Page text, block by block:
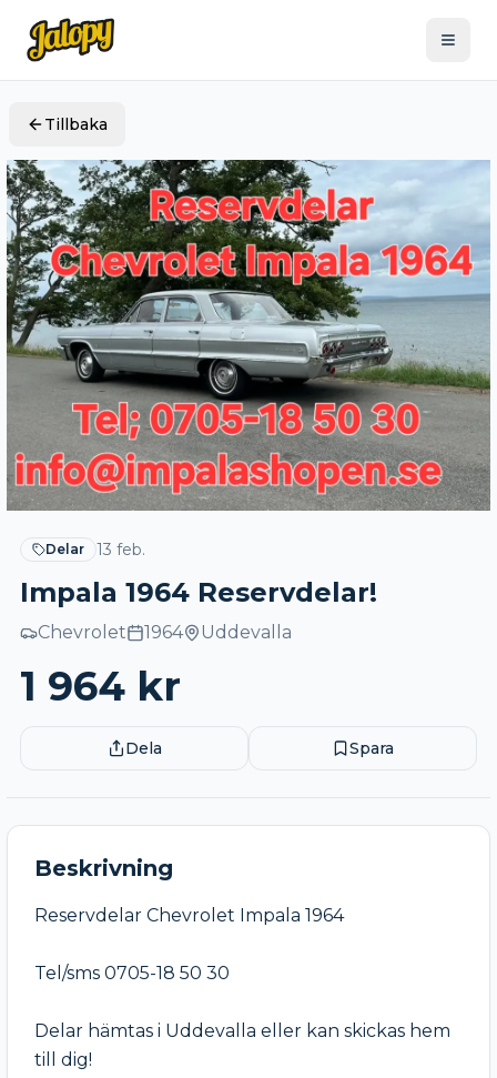
Tillbaka
Delar 13 feb.
Impala 1964 Reservdelar!
Chevrolet 1964 Uddevalla
1 964 kr
Dela Spara
Beskrivning
Reservdelar Chevrolet Impala 1964
Tel/sms 0705-18 50 30
Delar hämtas i Uddevalla eller kan skickas hem
till dig!